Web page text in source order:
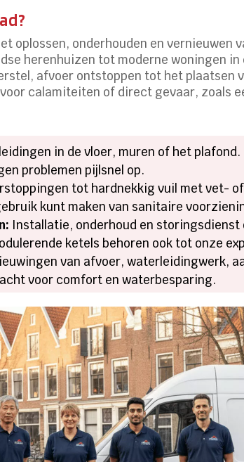
oplossen, onderhouden en vernieuwen
herenhuizen tot moderne woningen
afvoer ontstoppen tot het plaatsen
calamiteiten of direct gevaar, zoals
in de vloer, muren of het
problemen pijlsnel op.
tot hardnekkig vuil met vet-
kunt maken van sanitaire
Installatie, onderhoud en storingsdienst
ketels behoren ook tot onze
van afvoer, waterleidingwerk,
voor comfort en waterbesparing.